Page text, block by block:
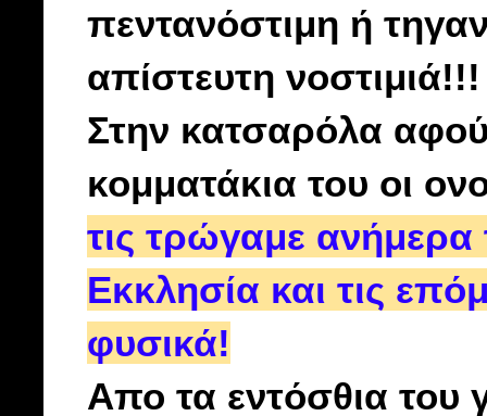
πεντανόστιμη ή
απίστευτη νοστιμιά!!!
Στην κατσαρόλα
κομματάκια του οι
τις τρώγαμε
Εκκλησία και τις
φυσικά!
Απο τα εντόσθια του